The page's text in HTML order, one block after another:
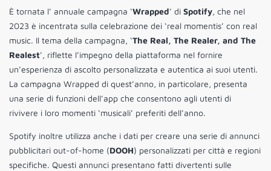
È tornata l’ annuale campagna ‘Wrapped’ di Spotify, che nel
2023 è incentrata sulla celebrazione dei ‘real momentis’ con real
music. Il tema della campagna, ‘The Real, The Realer, and The
Realest’, riflette l’impegno della piattaforma nel fornire
un’esperienza di ascolto personalizzata e autentica ai suoi utenti.
La campagna Wrapped di quest’anno, in particolare, presenta
una serie di funzioni dell’app che consentono agli utenti di
rivivere i loro momenti ‘musicali’ preferiti dell’anno.
Spotify inoltre utilizza anche i dati per creare una serie di annunci
pubblicitari out-of-home (DOOH) personalizzati per città e regioni
specifiche. Questi annunci presentano fatti divertenti sulle